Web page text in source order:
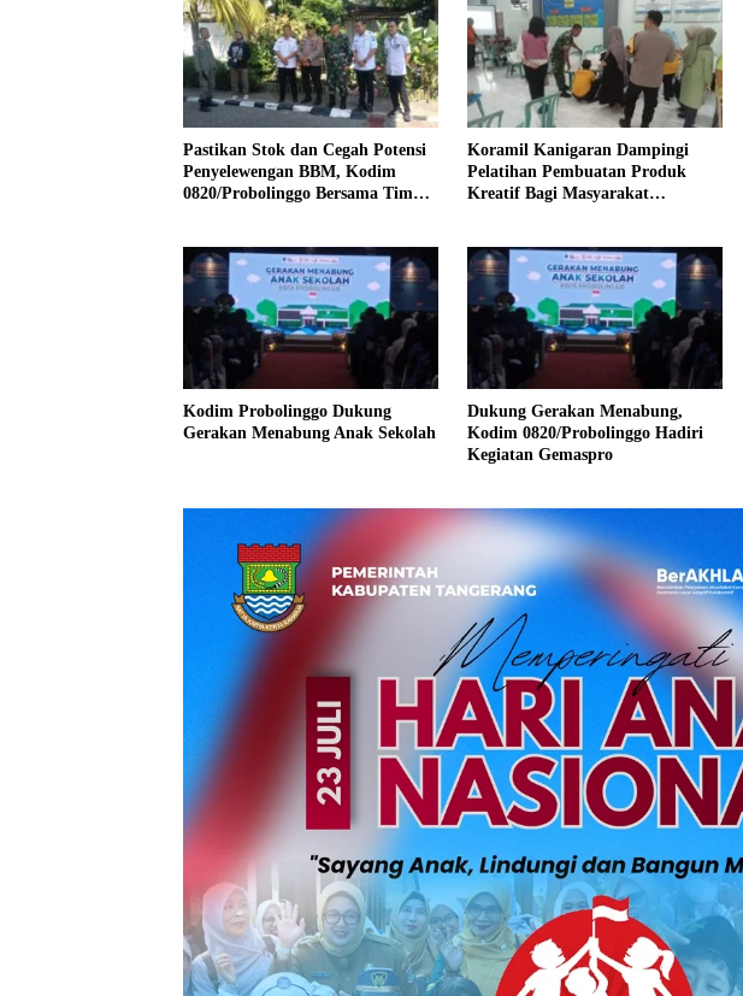
Pastikan Stok dan Cegah Potensi
Penyelewengan BBM, Kodim
0820/Probolinggo Bersama Tim
Koramil Kanigaran Dampingi
Pelatihan Pembuatan Produk
Kreatif Bagi Masyarakat
Kodim Probolinggo Dukung
Gerakan Menabung Anak Sekolah
Dukung Gerakan Menabung,
Kodim 0820/Probolinggo Hadiri
Kegiatan Gemaspro